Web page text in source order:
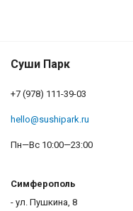
Суши Парк
+7 (978) 111-39-03
hello@sushipark.ru
Пн—Вс 10:00—23:00
Симферополь
- ул. Пушкина, 8